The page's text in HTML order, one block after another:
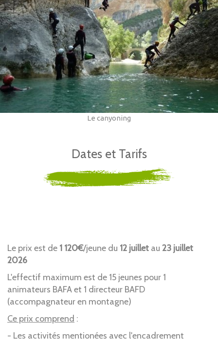
Le canyoning
Dates et Tarifs
Le prix est de 1 120€/jeune du 12 juillet au 23 juillet
2026
L'effectif maximum est de 15 jeunes pour 1
animateurs BAFA et 1 directeur BAFD
(accompagnateur en montagne)
Ce prix comprend :
- Les activités mentionées avec l'encadrement